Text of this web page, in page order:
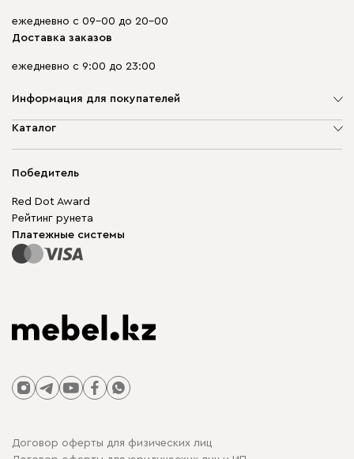
ежедневно с 09-00 до 20-00
Доставка заказов
ежедневно с 9:00 до 23:00
Информация для покупателей
О компании
Гарантия
Для бизнеса
Карта сайта
Каталог
Корпусная мебель
Модульная мебель
Столы и стулья
Победитель
Red Dot Award
Рейтинг рунета
Платежные системы
Договор оферты для физических лиц